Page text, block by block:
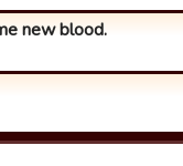
new blood.